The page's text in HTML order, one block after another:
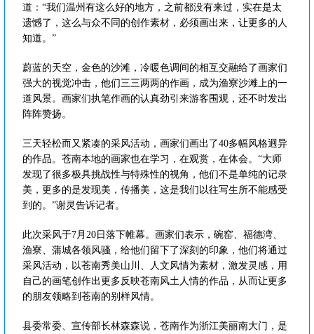
道：“我们温州有这么好的地方，之前都没有来过，实在是太
遗憾了，这么与众不同的创作素材，必须画出来，让更多的人
知道。”
蔚蓝的天空，金色的沙滩，冷暖色调间的相互交融给了画家们
强大的视觉冲击，他们三三两两的作画，成为渔寮沙滩上的一
道风景。画家们执笔作画的认真劲引来游客围观，还不时发出
阵阵赞扬。
三天轻松而又紧凑的采风活动，画家们画出了40多幅风格迥异
的作品。苍南本地的画家也在学习，在观赏，在体会。“大师
发现了很多极具挑战性与特殊性的视角，他们不是单纯的记录
美，更多的是发现美，传播美，这是我们以往写生所不能感受
到的。”谢灵告诉记者。
此次采风于7月20日落下帷幕。画家们表示，碗窑、福德湾、
渔寮、蒲城各领风骚，给他们留下了深刻的印象，他们将通过
采风活动，以苍南秀美山川、人文风情为素材，激发灵感，用
自己的画笔创作出更多反映苍南风土人情的作品，从而让更多
的朋友领略到苍南的别样风情。
县委常委、宣传部长林森森说，苍南作为浙江美丽南大门，是